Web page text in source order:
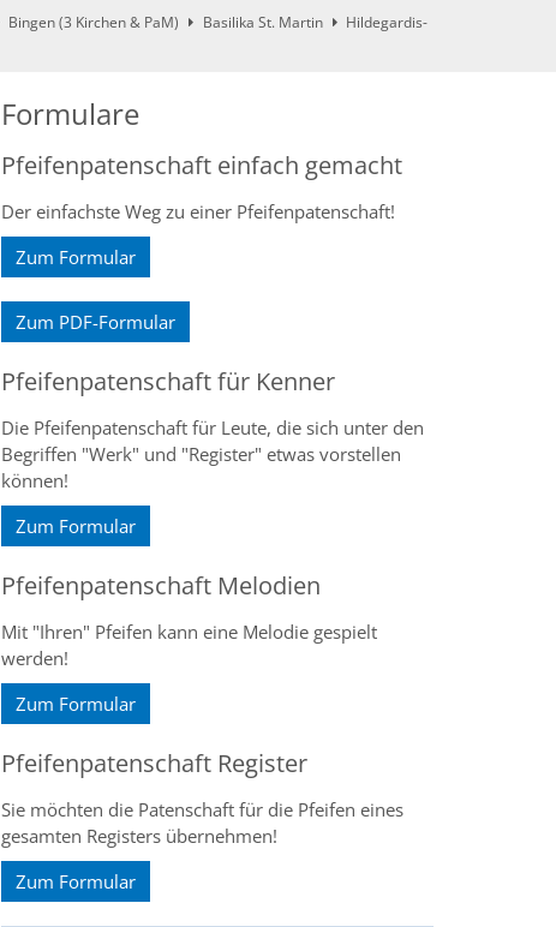
Bingen (3 Kirchen & PaM) Basilika St. Martin
Hildegardis-
Formulare
Pfeifenpatenschaft einfach gemacht
Der einfachste Weg zu einer Pfeifenpatenschaft!
Zum Formular
Zum PDF-Formular
Pfeifenpatenschaft für Kenner
Die Pfeifenpatenschaft für Leute, die sich unter den
Begriffen "Werk" und "Register" etwas vorstellen
können!
Zum Formular
Pfeifenpatenschaft Melodien
Mit "Ihren" Pfeifen kann eine Melodie gespielt
werden!
Zum Formular
Pfeifenpatenschaft Register
Sie möchten die Patenschaft für die Pfeifen eines
gesamten Registers übernehmen!
Zum Formular